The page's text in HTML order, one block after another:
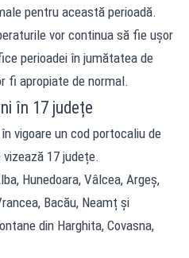
pentru această perioadă.
vor continua să fie ușor
perioadei în jumătatea de
fi apropiate de normal.
în 17 județe
vigoare un cod portocaliu de
17 județe.
Hunedoara, Vâlcea, Argeș,
Bacău, Neamț și
din Harghita, Covasna,